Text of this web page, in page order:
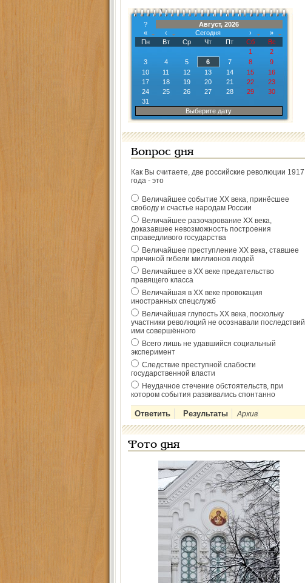
?
Август, 2026
«
‹ Сегодня ›
»
Пн
Вт Ср Чт Пт Сб
Вс
1
2
3
4 5 6 7 8
9
10
11 12 13 14 15
16
17
18 19 20 21 22
23
24
25 26 27 28 29
30
31
Выберите дату
Вопрос дня
Как Вы считаете, две российские революции 1917
года - это
Величайшее событие ХХ века, принёсшее
свободу и счастье народам России
Величайшее разочарование ХХ века,
доказавшее невозможность построения
справедливого государства
Величайшее преступление ХХ века, ставшее
причиной гибели миллионов людей
Величайшее в ХХ веке предательство
правящего класса
Величайшая в ХХ веке провокация
иностранных спецслужб
Величайшая глупость ХХ века, поскольку
участники революций не осознавали последствий
ими совершённого
Всего лишь не удавшийся социальный
эксперимент
Следствие преступной слабости
государственной власти
Неудачное стечение обстоятельств, при
котором события развивались спонтанно
Архив
Фото дня